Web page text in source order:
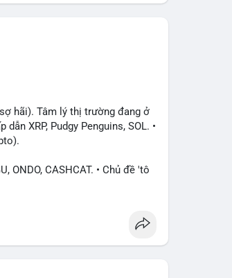
hãi). Tâm lý thị trường đang ở
XRP, Pudgy Penguins, SOL. •
ONDO, CASHCAT. • Chủ đề 'tô
định crypto là 'vấn đề lớn' giúp
đăng hấp dẫn về $HFT, $SKYAI,